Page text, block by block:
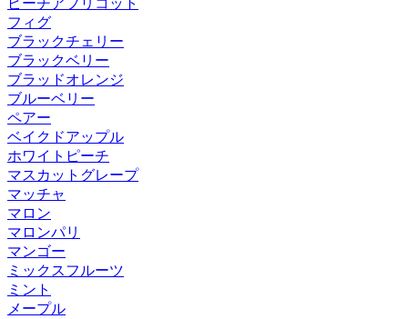
ピーチアプリコット
フィグ
ブラックチェリー
ブラックベリー
ブラッドオレンジ
ブルーベリー
ペアー
ベイクドアップル
ホワイトピーチ
マスカットグレープ
マッチャ
マロン
マロンパリ
マンゴー
ミックスフルーツ
ミント
メープル